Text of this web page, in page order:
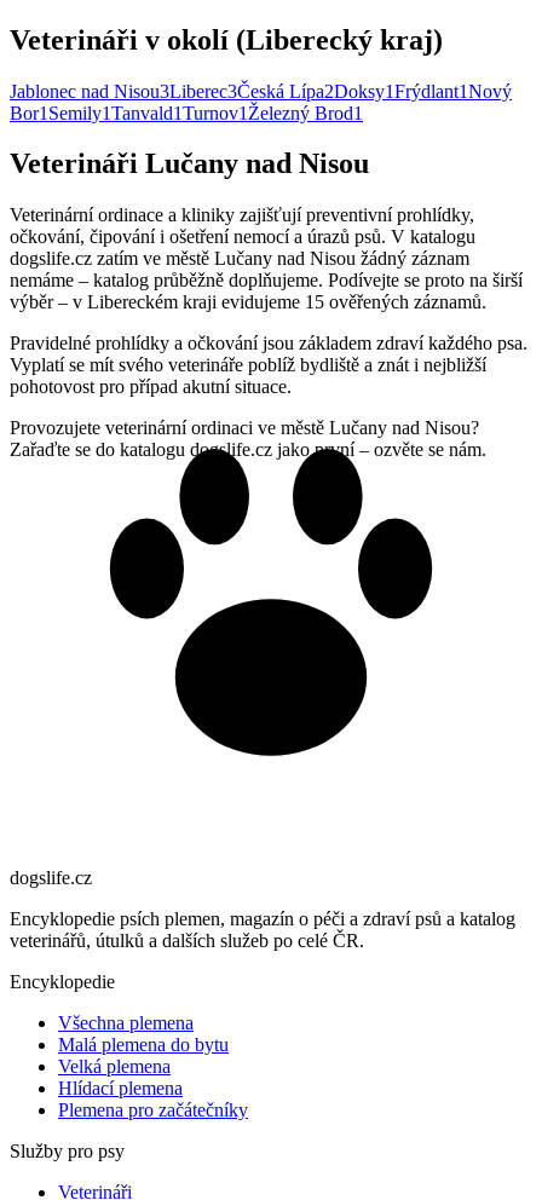
Veterináři v okolí (Liberecký kraj)
Jablonec nad Nisou3Liberec3Česká Lípa2Doksy1Frýdlant1Nový
Bor1 Semily1Tanvald1Turnov1 Železný Brod1
Veterináři Lučany nad Nisou
Veterinární ordinace a kliniky zajišťují preventivní prohlídky,
očkování, čipování i ošetření nemocí a úrazů psů. V katalogu
dogslife.cz zatím ve městě Lučany nad Nisou žádný záznam
nemáme – katalog průběžně doplňujeme. Podívejte se proto na širší
výběr – v Libereckém kraji evidujeme 15 ověřených záznamů.
Pravidelné prohlídky a očkování jsou základem zdraví každého psa.
Vyplatí se mít svého veterináře poblíž bydliště a znát i nejbližší
pohotovost pro případ akutní situace.
Provozujete veterinární ordinaci ve městě Lučany nad Nisou?
Zařaďte se do katalogu dogslife.cz jako první – ozvěte se nám.
dogslife.cz
Encyklopedie psích plemen, magazín o péči a zdraví psů a katalog
veterinářů, útulků a dalších služeb po celé ČR.
Encyklopedie
Všechna plemena
Malá plemena do bytu
Velká plemena
Hlídací plemena
Plemena pro začátečníky
Služby pro psy
Veterináři